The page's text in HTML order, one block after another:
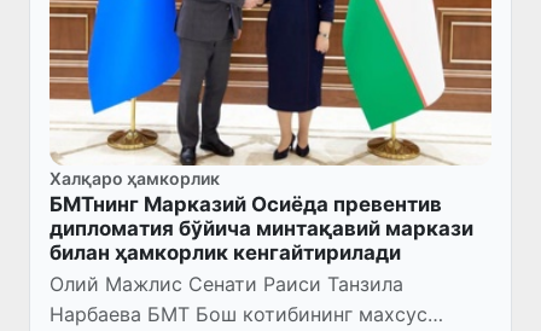
Халқаро ҳамкорлик
БМТнинг Марказий Осиёда превентив
дипломатия бўйича минтақавий маркази
билан ҳамкорлик кенгайтирилади
Олий Мажлис Сенати Раиси Танзила
Нарбаева БМТ Бош котибининг махсус